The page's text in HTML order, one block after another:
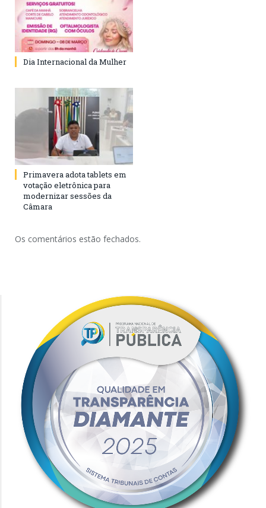
Dia Internacional da Mulher
Primavera adota tablets em
votação eletrônica para
modernizar sessões da
Câmara
Os comentários estão fechados.